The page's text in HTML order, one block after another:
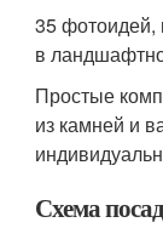
35 фотоидей,
в
Простые
из камней и
Схема